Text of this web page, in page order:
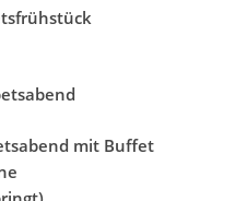
mit Buffet